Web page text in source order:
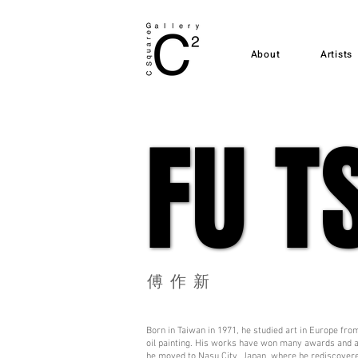
About Artists
FU
FU
​傅作新
Born in Taiwan in 1971, he studied art in Europe
oil painting. His works have won many awards and